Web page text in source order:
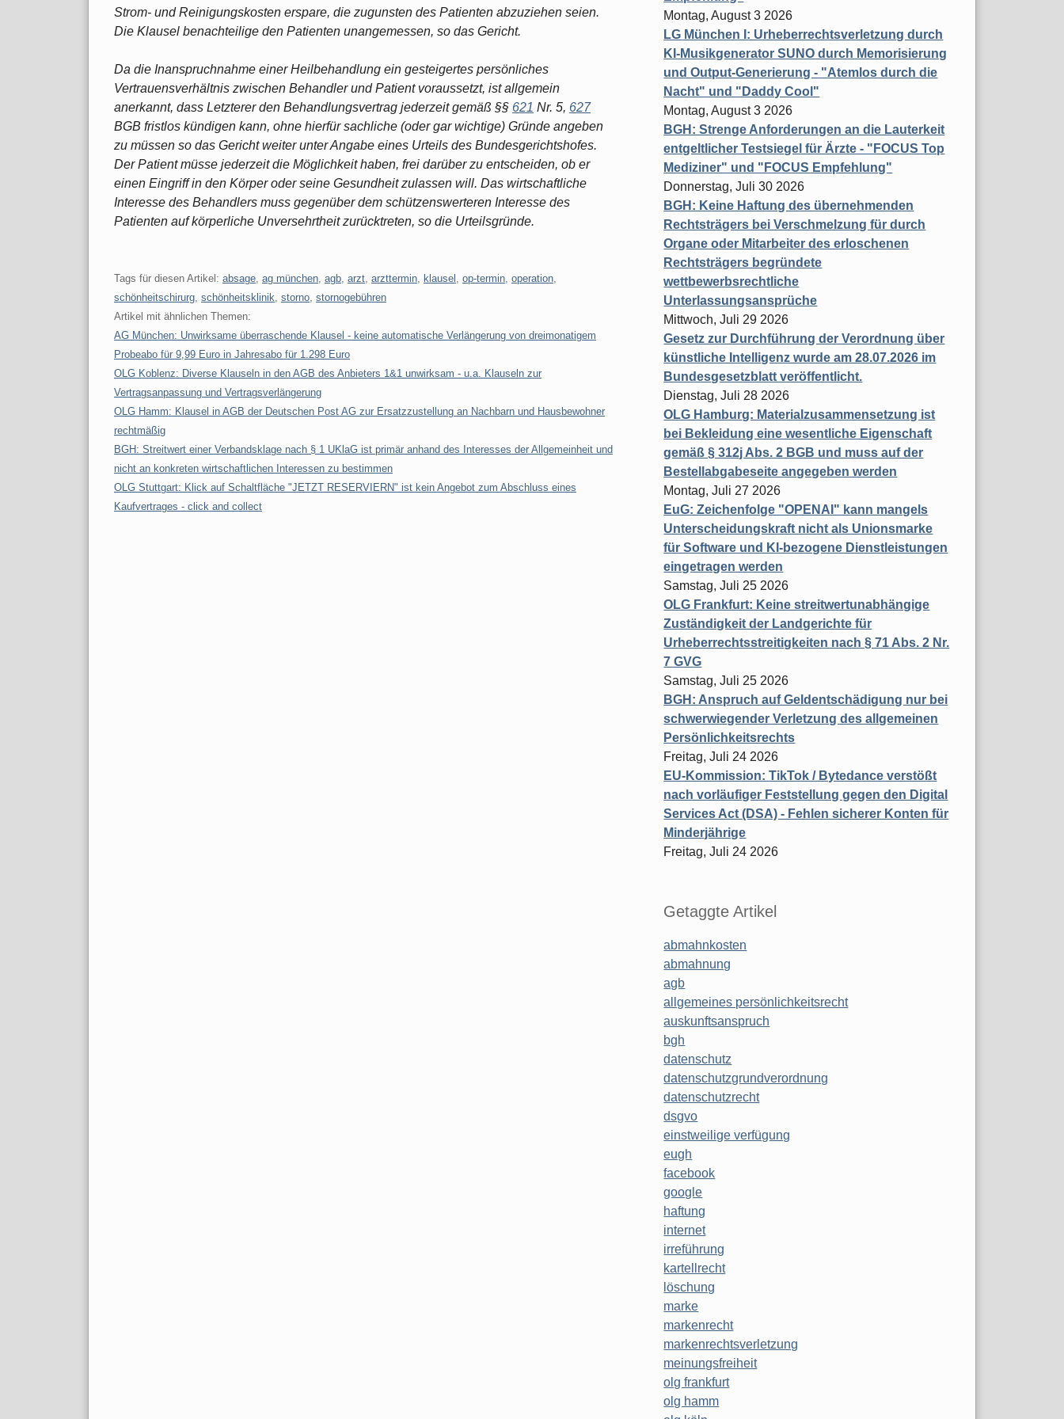
Strom- und Reinigungskosten erspare, die zugunsten des Patienten abzuziehen seien.
Die Klausel benachteilige den Patienten unangemessen, so das Gericht.
Da die Inanspruchnahme einer Heilbehandlung ein gesteigertes persönliches
Vertrauensverhältnis zwischen Behandler und Patient voraussetzt, ist allgemein
anerkannt, dass Letzterer den Behandlungsvertrag jederzeit gemäß §§ 621 Nr. 5, 627
BGB fristlos kündigen kann, ohne hierfür sachliche (oder gar wichtige) Gründe angeben
zu müssen so das Gericht weiter unter Angabe eines Urteils des Bundesgerichtshofes.
Der Patient müsse jederzeit die Möglichkeit haben, frei darüber zu entscheiden, ob er
einen Eingriff in den Körper oder seine Gesundheit zulassen will. Das wirtschaftliche
Interesse des Behandlers muss gegenüber dem schützenswerteren Interesse des
Patienten auf körperliche Unversehrtheit zurücktreten, so die Urteilsgründe.
Tags für diesen Artikel: absage ag münchen agb arzt arzttermin klausel op-termin operation
schönheitschirurg schönheitsklinik storno stornogebühren
Artikel mit ähnlichen Themen:
AG München: Unwirksame überraschende Klausel - keine automatische Verlängerung von dreimonatigem
Probeabo für 9,99 Euro in Jahresabo für 1.298 Euro
OLG Koblenz: Diverse Klauseln in den AGB des Anbieters 1&1 unwirksam - u.a. Klauseln zur
Vertragsanpassung und Vertragsverlängerung
OLG Hamm: Klausel in AGB der Deutschen Post AG zur Ersatzzustellung an Nachbarn und Hausbewohner
rechtmäßig
BGH: Streitwert einer Verbandsklage nach § 1 UKlaG ist primär anhand des Interesses der Allgemeinheit und
nicht an konkreten wirtschaftlichen Interessen zu bestimmen
OLG Stuttgart: Klick auf Schaltfläche "JETZT RESERVIERN" ist kein Angebot zum Abschluss eines
Kaufvertrages - click and collect
Montag, August 3 2026
LG München I: Urheberrechtsverletzung durch
KI-Musikgenerator SUNO durch Memorisierung
und Output-Generierung - "Atemlos durch die
Nacht" und "Daddy Cool"
Montag, August 3 2026
BGH: Strenge Anforderungen an die Lauterkeit
entgeltlicher Testsiegel für Ärzte - "FOCUS Top
Mediziner" und "FOCUS Empfehlung"
Donnerstag, Juli 30 2026
BGH: Keine Haftung des übernehmenden
Rechtsträgers bei Verschmelzung für durch
Organe oder Mitarbeiter des erloschenen
Rechtsträgers begründete
wettbewerbsrechtliche
Unterlassungsansprüche
Mittwoch, Juli 29 2026
Gesetz zur Durchführung der Verordnung über
künstliche Intelligenz wurde am 28.07.2026 im
Bundesgesetzblatt veröffentlicht.
Dienstag, Juli 28 2026
OLG Hamburg: Materialzusammensetzung ist
bei Bekleidung eine wesentliche Eigenschaft
gemäß § 312j Abs. 2 BGB und muss auf der
Bestellabgabeseite angegeben werden
Montag, Juli 27 2026
EuG: Zeichenfolge "OPENAI" kann mangels
Unterscheidungskraft nicht als Unionsmarke
für Software und KI-bezogene Dienstleistungen
eingetragen werden
Samstag, Juli 25 2026
OLG Frankfurt: Keine streitwertunabhängige
Zuständigkeit der Landgerichte für
Urheberrechtsstreitigkeiten nach § 71 Abs. 2 Nr.
7 GVG
Samstag, Juli 25 2026
BGH: Anspruch auf Geldentschädigung nur bei
schwerwiegender Verletzung des allgemeinen
Persönlichkeitsrechts
Freitag, Juli 24 2026
EU-Kommission: TikTok / Bytedance verstößt
nach vorläufiger Feststellung gegen den Digital
Services Act (DSA) - Fehlen sicherer Konten für
Minderjährige
Freitag, Juli 24 2026
Getaggte Artikel
abmahnkosten
abmahnung
agb
allgemeines persönlichkeitsrecht
auskunftsanspruch
bgh
datenschutz
datenschutzgrundverordnung
datenschutzrecht
dsgvo
einstweilige verfügung
eugh
facebook
google
haftung
internet
irreführung
kartellrecht
löschung
marke
markenrecht
markenrechtsverletzung
meinungsfreiheit
olg frankfurt
olg hamm